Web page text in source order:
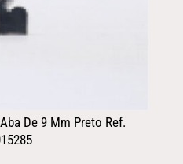
De 9 Mm Preto Ref.